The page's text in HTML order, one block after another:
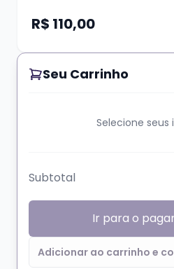
R$ 110,00
Seu Carrinho
Selecione seus
Subtotal
Ir para o
Adicionar ao carrinho e